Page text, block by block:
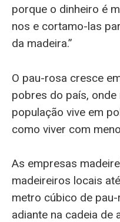
porque o dinheiro é
nos e cortamo-las
da madeira.”
O pau-rosa cresce
pobres do país,
população vive em
como viver com
As empresas
madeireiros locais
metro cúbico de
adiante na cadeia de